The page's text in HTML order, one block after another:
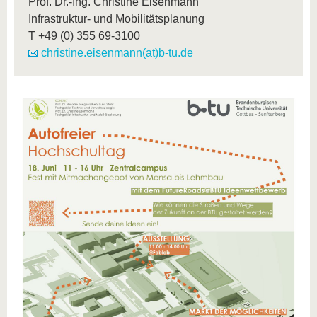
Infrastruktur- und Mobilitätsplanung
T +49 (0) 355 69-3100
christine.eisenmann(at)b-tu.de